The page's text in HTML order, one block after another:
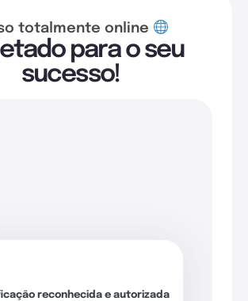
totalmente online
para o seu
sucesso!
reconhecida e autorizada